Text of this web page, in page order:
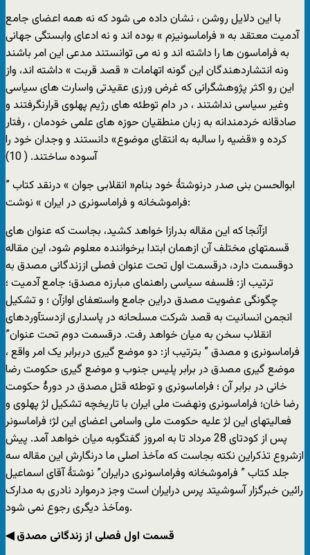
با این دلایل روشن ، نشان داده می شود که نه همه اعضای جامع
آدمیت معتقد به « فراماسونیزم » بوده اند و نه ادعای وابستگی جهانی
به فراماسون ها را داشته اند و نه می توانستند مدعی این امر باشند
ونه انتشاردهندگان این گونه اتهامات « قصد قربت » داشته اند، واز
این رو اکثر پژوهشگرانی که غرض ورزی عقیدتی واسارت های سیاسی
وغیر سیاسی نداشتند ، در دام توطئه های رژیم پهلوی قرارنگرفتند و
صادقانه خردمندانه به زبان منطقیان حوزه های علمی خودمان ، رفتار
کرده و «قضیه را سالبه به انتقای موضوع» دانستند و وجدان خود را
آسوده ساختند. ( 10)
ابوالحسن بنی صدر درنوشتۀ خود بنام« انقلابی جوان » درنقد کتاب ”
فراموشخانه و فراماسونری در ایران » نوشت:
ازآنجا که این مقاله بدرازا خواهد کشید، بجاست که عنوان های
قسمتهای مختلف آن ازهمان ابتدا برخواننده معلوم شود، این مقاله
دوقسمت دارد، درقسمت اول تحت عنوان فصلی اززندگانی مصدق به
ترتیب از: فلسفه سیاسی راهنمای مبارزه مصدق؛ جامع آدمیت ؛
چگونگی عضویت مصدق دراین جامع واستعفای اوازآن ؛ و تشکیل
انجمن انسانیت به قصد شرکت مسلحانه در پاسداری ازدستآوردهای
انقلاب سخن به میان خواهد رفت. درقسمت دوم تحت عنوان”
فراماسونری و مصدق ” بترتیب از: دو موضع گیری دربرابر یک امر واقع ،
موضع گیری مصدق در برابر پلیس جنوب و موضع گیری حکومت رضا
خانی در برابر آن ؛ فراماسونری و توطئه قتل مصدق در دورۀ حکومت
رضا خان؛ فراماسونری ونهضت ملی ایران با تاریخچه تشکیل لژ پهلوی و
فعالیتهای این لژ علیه حکومت ملی واسامی اعضای این لژ؛ فراماسونر
پس از کودتای 28 مرداد تا به امروز گفتگوبه میان خواهد آمد. پیش
ازشروع تذکراین نکته بجاست که مآخذ اصلی ما درنگارش این مقاله سه
جلد کتاب ” فراموشخانه وفراماسونری درایران” نوشتۀ آقای اسماعیل
رائین خبرگزار آسوشیتد پرس درایران است وجز درموارد نادری به مدارک
ومآخذ دیگری رجوع نمی شود.
◀ قسمت اول فصلی از زندگانی مصدق